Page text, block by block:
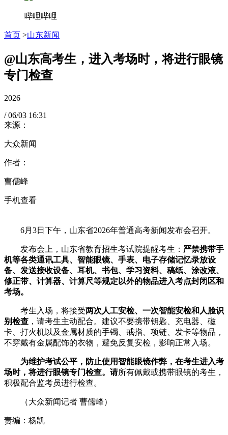
哔哩哔哩
首页 >山东新闻
@山东高考生，进入考场时，将进行眼镜
专门检查
2026
/ 06/03 16:31
来源：
大众新闻
作者：
曹儒峰
手机查看
6月3日下午，山东省2026年普通高考新闻发布会召开。
发布会上，山东省教育招生考试院提醒考生： 严禁携带手
机等各类通讯工具、智能眼镜、手表、电子存储记忆录放设
备、发送接收设备、耳机、书包、学习资料、稿纸、涂改液、
修正带、计算器、计算尺等规定以外的物品进入考点封闭区和
考场。
考生入场，将接受两次人工安检、一次智能安检和人脸识
别检查 ，请考生主动配合。建议不要携带钥匙、充电器、磁
卡、打火机以及金属材质的手镯、戒指、项链、发卡等物品，
不穿戴有金属配饰的衣物，避免反复安检，影响正常入场。
为维护考试公平，防止使用智能眼镜作弊，在考生进入考
场时，将进行眼镜专门检查。请所有佩戴或携带眼镜的考生，
积极配合监考员进行检查。
（大众新闻记者 曹儒峰）
责编：杨凯